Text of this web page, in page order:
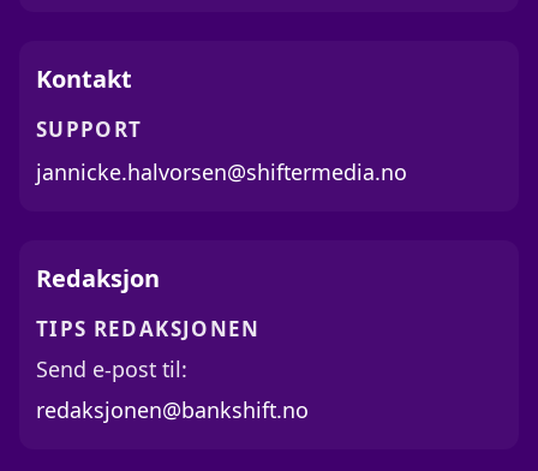
Kontakt
SUPPORT
jannicke.halvorsen@shiftermedia.no
Redaksjon
TIPS REDAKSJONEN
Send e-post til:
redaksjonen@bankshift.no